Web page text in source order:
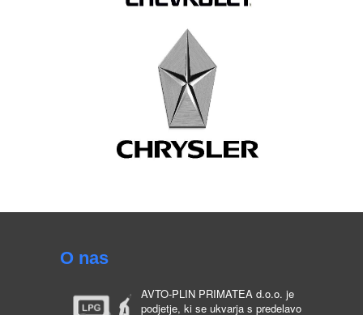
O nas
AVTO-PLIN PRIMATEA d.o.o. je
podjetje, ki se ukvarja s predelavo